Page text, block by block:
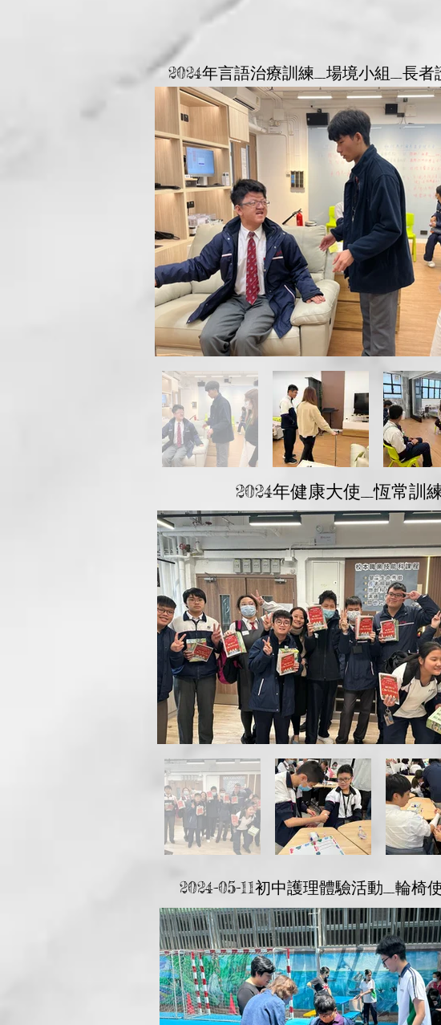
2024年言語治療訓練_場境小組_長者
2024年健康大使_恆常訓
2024-05-11初中護理體驗活動_輪椅